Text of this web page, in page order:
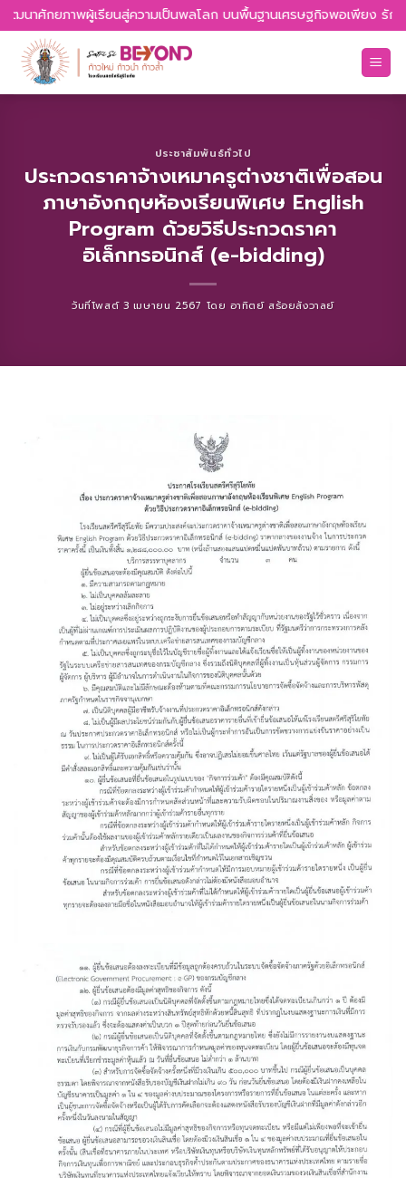
Skip
to
content
าศักยภาพผู้เรียนสู่ความเป็นพลโลก บนพื้นฐานเศรษฐกิจพอเพียง รักค
ประชาสัมพันธ์ทั่วไป
ประกวดราคาจ้างเหมาครูต่างชาติเพื่อสอน
ภาษาอังกฤษห้องเรียนพิเศษ English
Program ด้วยวิธีประกวดราคา
อิเล็กทรอนิกส์ (e-bidding)
วันที่โพสต์ 3 เมษายน 2567 โดย อาทิตย์ สร้อยสังวาลย์